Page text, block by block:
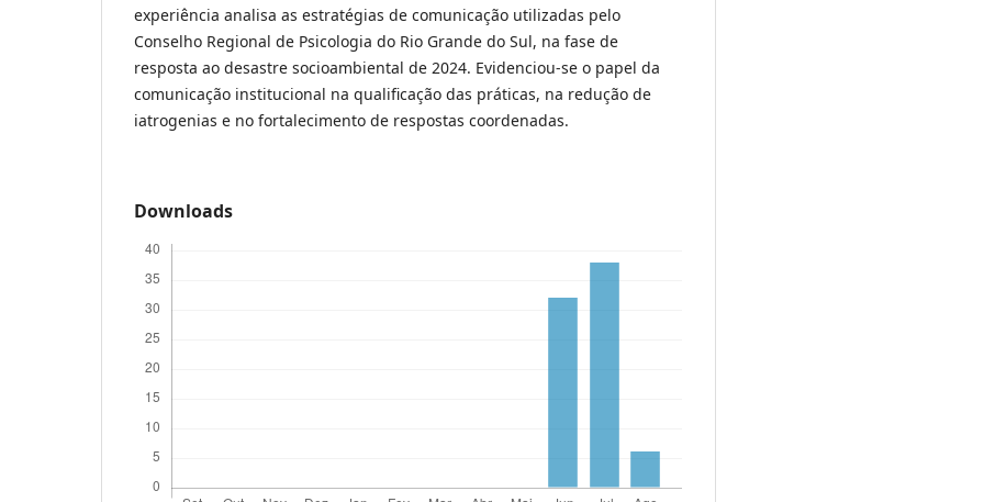
experiência analisa as estratégias de comunicação utilizadas pelo
Conselho Regional de Psicologia do Rio Grande do Sul, na fase de
resposta ao desastre socioambiental de 2024. Evidenciou-se o papel da
comunicação institucional na qualificação das práticas, na redução de
iatrogenias e no fortalecimento de respostas coordenadas.
Downloads